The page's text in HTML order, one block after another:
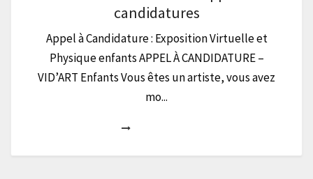
candidatures
Appel à Candidature : Exposition Virtuelle et
Physique enfants APPEL À CANDIDATURE –
VID’ART Enfants Vous êtes un artiste, vous avez
mo...